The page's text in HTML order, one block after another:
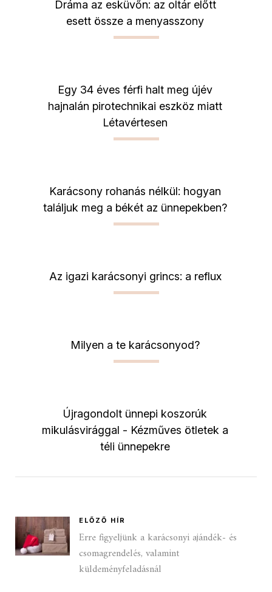
Dráma az esküvőn: az oltár előtt
esett össze a menyasszony
Egy 34 éves férfi halt meg újév
hajnalán pirotechnikai eszköz miatt
Létavértesen
Karácsony rohanás nélkül: hogyan
találjuk meg a békét az ünnepekben?
Az igazi karácsonyi grincs: a reflux
Milyen a te karácsonyod?
Újragondolt ünnepi koszorúk
mikulásvirággal - Kézműves ötletek a
téli ünnepekre
ELŐZŐ HÍR
Erre figyeljünk a karácsonyi ajándék- és
csomagrendelés, valamint
küldeményfeladásnál